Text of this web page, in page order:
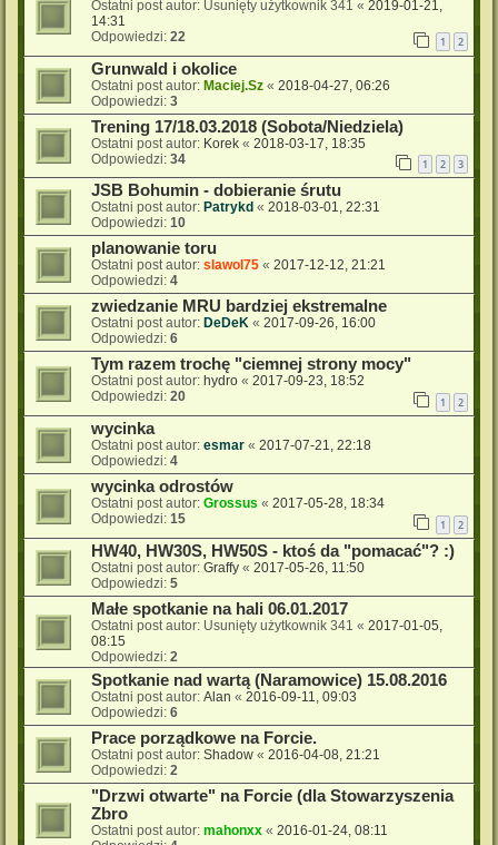
Ostatni post autor: Usunięty użytkownik 341 « 2019-01-21,
14:31
Odpowiedzi: 22 1 2
Grunwald i okolice
Ostatni post autor: Maciej.Sz « 2018-04-27, 06:26
Odpowiedzi: 3
Trening 17/18.03.2018 (Sobota/Niedziela)
Ostatni post autor: Korek « 2018-03-17, 18:35
Odpowiedzi: 34 1 2 3
JSB Bohumin - dobieranie śrutu
Ostatni post autor: Patrykd « 2018-03-01, 22:31
Odpowiedzi: 10
planowanie toru
Ostatni post autor: slawol75 « 2017-12-12, 21:21
Odpowiedzi: 4
zwiedzanie MRU bardziej ekstremalne
Ostatni post autor: DeDeK « 2017-09-26, 16:00
Odpowiedzi: 6
Tym razem trochę "ciemnej strony mocy"
Ostatni post autor: hydro « 2017-09-23, 18:52
Odpowiedzi: 20 1 2
wycinka
Ostatni post autor: esmar « 2017-07-21, 22:18
Odpowiedzi: 4
wycinka odrostów
Ostatni post autor: Grossus « 2017-05-28, 18:34
Odpowiedzi: 15 1 2
HW40, HW30S, HW50S - ktoś da "pomacać"? :)
Ostatni post autor: Graffy « 2017-05-26, 11:50
Odpowiedzi: 5
Małe spotkanie na hali 06.01.2017
Ostatni post autor: Usunięty użytkownik 341 « 2017-01-05,
08:15
Odpowiedzi: 2
Spotkanie nad wartą (Naramowice) 15.08.2016
Ostatni post autor: Alan « 2016-09-11, 09:03
Odpowiedzi: 6
Prace porządkowe na Forcie.
Ostatni post autor: Shadow « 2016-04-08, 21:21
Odpowiedzi: 2
"Drzwi otwarte" na Forcie (dla Stowarzyszenia
Zbro
Ostatni post autor: mahonxx « 2016-01-24, 08:11